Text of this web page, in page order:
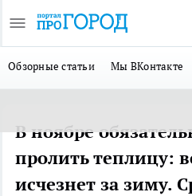
Обзорные статьи Мы ВКонтакте
В ноябре
пролить теплицу:
исчезнет за зиму.